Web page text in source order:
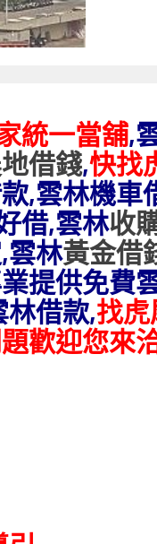
統一當舖,
借錢,快找
,雲林機車
借,雲林收
雲林黃金借
提供免費
林借款,找
歡迎您來